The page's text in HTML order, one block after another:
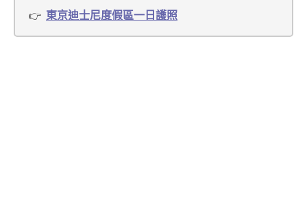
東京迪士尼度假區一日護照